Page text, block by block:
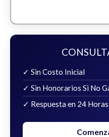
✓ Sin Costo Inicial
✓ Sin Honorarios Si No
✓ Respuesta en 24 Horas